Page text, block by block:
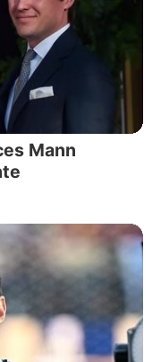
Mann